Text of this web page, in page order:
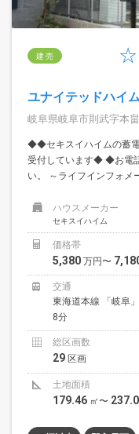
建 売
ユナイテッドハイ
岐阜県岐阜市則武字本
◆◆セキスイハイムの蓄
受付しています◆ ◆お電
い。 ～ライフインフォメ
ハウスメーカー
セキスイハイム
価格帯
5,380 万円〜
交通
東海道本線 「岐阜
8分
総区画数
29 区画
土地面積
179.46 ㎡〜